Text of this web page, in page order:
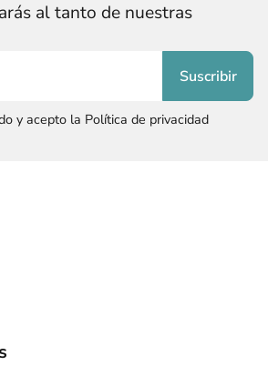
al tanto de nuestras
y acepto la Política de privacidad